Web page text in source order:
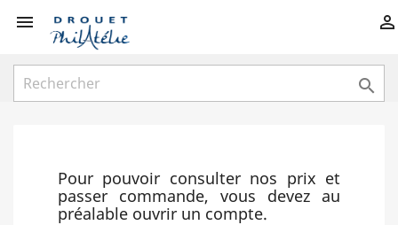
 

Pour pouvoir consulter nos prix et
passer commande, vous devez au
préalable ouvrir un compte.